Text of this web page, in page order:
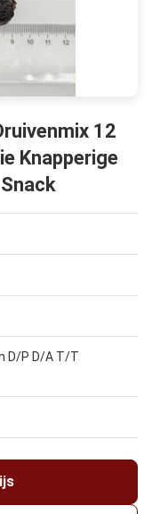
12
Knapperige
D/P D/A T/T